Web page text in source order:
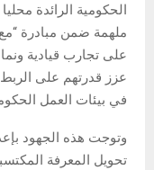
الحكومية الرائدة
ملهمة ضمن مبادرة
على تجارب قيادية
عزز قدرتهم على الربط
في بيئات العمل
وتوجت هذه الجهود
تحويل المعرفة